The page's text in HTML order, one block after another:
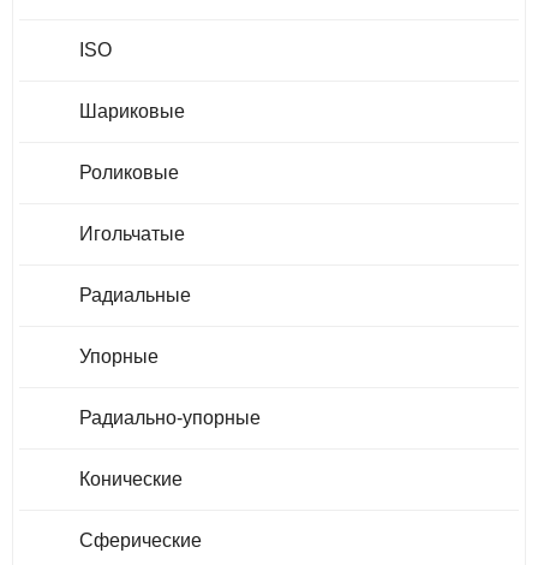
ISO
Шариковые
Роликовые
Игольчатые
Радиальные
Упорные
Радиально-упорные
Конические
Сферические